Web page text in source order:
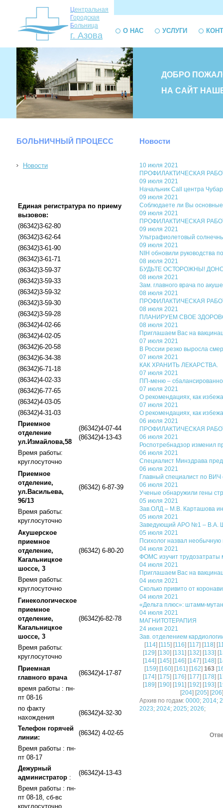
Центральная
Городская
Больница
г. Азова О НАС УСЛУГИ
ДОБРО
НА САЙТ
БОЛЬНИЧНЫЙ ПРОЦЕСС
Новости
Единая регистратура по приему
вызовов:
(86342)3-62-80
(86342)3-62-64
(86342)3-61-90
(86342)3-61-71
(86342)3-59-37
(86342)3-59-33
(86342)3-59-32
(86342)3-59-30
(86342)3-59-28
(86342)4-02-66
(86342)4-02-05
(86342)6-20-58
(86342)6-34-38
(86342)6-71-18
(86342)4-02-33
(86342)6-77-65
(86342)4-03-05
(86342)4-31-03
Приемное
отделение
ул.Измайлова,58
(86342)4-07-44
(86342)4-13-43
Время работы:
круглосуточно
Приемное
отделение,
ул.Васильева,
96/13
(86342) 6-87-39
Время работы:
круглосуточно
Акушерское
приемное
отделение,
Кагальницкое
шоссе, 3
(86342) 6-80-20
Время работы:
круглосуточно
Гинекологическое
приемное
отделение,
Кагальницкое
шоссе, 3
(86342)6-82-78
Время работы:
круглосуточно
Приемная
главного врача
(86342)4-17-87
время работы : пн-
пт 08-16
по факту
нахождения
(86342)4-32-30
Телефон горячей
линии:
(86342) 4-02-65
Время работы : пн-
пт 08-17
Дежурный
администратор :
(86342)4-13-43
Время работы : пн-
пт 08-18, сб-вс
круглосуточно
Новости
10 июля 2021
ПРОФИЛАКТИЧЕСКАЯ
09 июля 2021
Начальник Call центра
09 июля 2021
Соблюдаете ли Вы
09 июля 2021
ПРОФИЛАКТИЧЕСКАЯ
09 июля 2021
Ультрафиолетовый
09 июля 2021
NIH обновили руководства
08 июля 2021
БУДЬТЕ ОСТОРОЖНЫ!
08 июля 2021
Зам. главного врача по
08 июля 2021
ПРОФИЛАКТИЧЕСКАЯ
08 июля 2021
ПЛАНИРУЕМ СВОЕ
08 июля 2021
Приглашаем Вас на
07 июля 2021
В России резко выросла
07 июля 2021
КАК ХРАНИТЬ ЛЕКАРСТВА.
07 июля 2021
ПП-меню –
07 июля 2021
О рекомендациях, как
07 июля 2021
О рекомендациях, как
06 июля 2021
ПРОФИЛАКТИЧЕСКАЯ
06 июля 2021
Роспотребнадзор изменил
06 июля 2021
Специалист Минздрава
06 июля 2021
Главный специалист по ВИЧ
06 июля 2021
Ученые обнаружили гены
05 июля 2021
Зав.ОЛД – М.В. Карташова
05 июля 2021
Заведующий АРО №1 – В.А.
05 июля 2021
Психолог назвал
04 июля 2021
ФОМС изучит трудозатраты
04 июля 2021
Приглашаем Вас на
04 июля 2021
Сколько привито от
04 июля 2021
«Дельта плюс»: штамм-
04 июля 2021
МАГНИТОТЕРАПИЯ
24 июня 2021
Зав. отделением
[114] [115] [116] [117] [118] [
[129] [130] [131] [132] [133] [
[144] [145] [146] [147] [148] [
[159] [160] [161] [162] 163[
[174] [175] [176] [177] [178] [
[189] [190] [191] [192] [193] [
[204] [205] [206
Архив по годам: 0000; 2014;
2023; 2024; 2025; 2026;